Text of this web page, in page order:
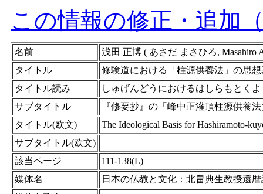
この情報の修正・追加
名前
浅田 正博 ( あさだ まさひろ, Masahiro
タイトル
修験道における「柱源供養法」の思
タイトル読み
しゅげんどうにおけるはしらもとく
サブタイトル
『修要抄』の「峰中正灌頂柱源供養
タイトル(欧文)
The Ideological Basis for Hashiramoto-
サブタイトル(欧文)
該当ページ
111-138(L)
媒体名
日本の仏教と文化：北畠典生教授還